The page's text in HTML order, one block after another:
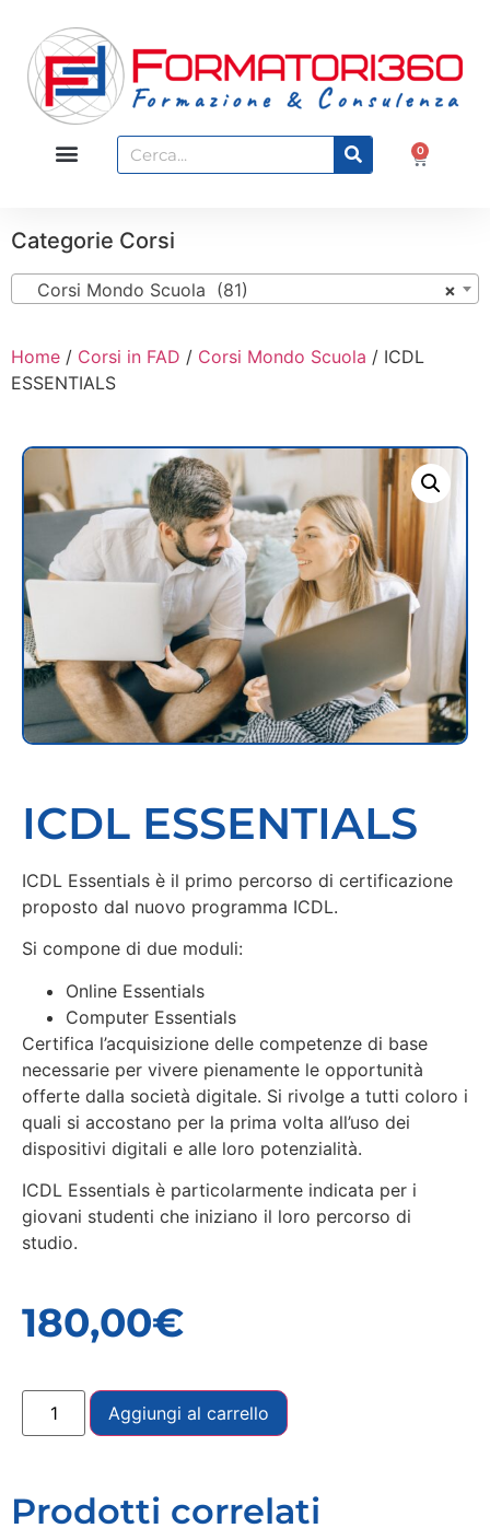
0
Categorie Corsi
×
Corsi Mondo Scuola (81)
Home / Corsi in FAD / Corsi Mondo Scuola / ICDL
ESSENTIALS
ICDL ESSENTIALS
ICDL Essentials è il primo percorso di certificazione
proposto dal nuovo programma ICDL.
Si compone di due moduli:
Online Essentials
Computer Essentials
Certifica l’acquisizione delle competenze di base
necessarie per vivere pienamente le opportunità
offerte dalla società digitale. Si rivolge a tutti coloro i
quali si accostano per la prima volta all’uso dei
dispositivi digitali e alle loro potenzialità.
ICDL Essentials è particolarmente indicata per i
giovani studenti che iniziano il loro percorso di
studio.
180,00€
Aggiungi al carrello
Prodotti correlati